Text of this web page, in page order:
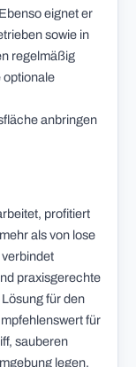
eignet er
sowie in
regelmäßig
optionale
anbringen
profitiert
als von lose
praxisgerechte
für den
für
sauberen
legen.